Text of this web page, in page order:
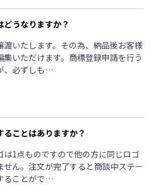
どうなりますか？
いたします。その為、納品後お客様
いただけます。商標登録申請を行う
、必ずしも…
ことはありますか？
は1点ものですので他の方に同じロゴ
ん。注文が完了すると商談中ステー
ることがで…